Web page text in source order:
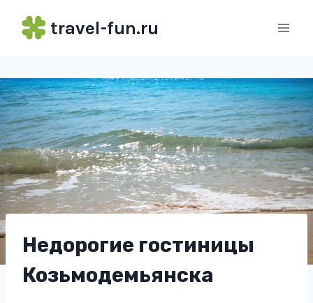
travel-fun.ru
Недорогие гостиницы
Козьмодемьянска